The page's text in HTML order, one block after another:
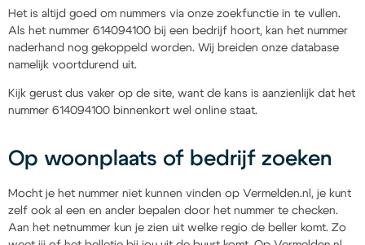
Het is altijd goed om nummers via onze zoekfunctie in te vullen.
Als het nummer 614094100 bij een bedrijf hoort, kan het nummer
naderhand nog gekoppeld worden. Wij breiden onze database
namelijk voortdurend uit.
Kijk gerust dus vaker op de site, want de kans is aanzienlijk dat het
nummer 614094100 binnenkort wel online staat.
Op woonplaats of bedrijf zoeken
Mocht je het nummer niet kunnen vinden op Vermelden.nl, je kunt
zelf ook al een en ander bepalen door het nummer te checken.
Aan het netnummer kun je zien uit welke regio de beller komt. Zo